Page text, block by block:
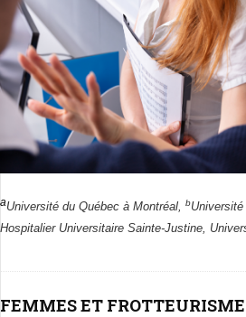
aUniversité du Québec à Montréal, b
Hospitalier Universitaire Sainte-Justine,
FEMMES ET